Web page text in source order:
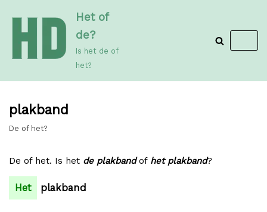
de
inhoud
Het of
de?
Is het de of
het?
plakband
De of het?
De of het. Is het de plakbandof het plakband?
Het plakband